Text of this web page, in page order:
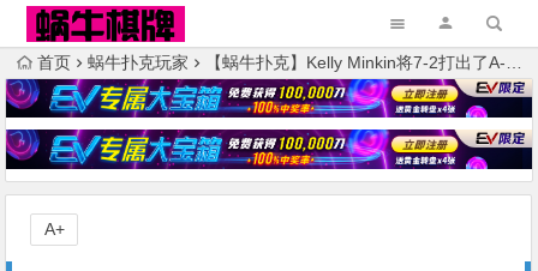
首页 蜗牛扑克玩家 【蜗牛扑克】Kelly Minkin将7-2打出了A-A的架势
A+